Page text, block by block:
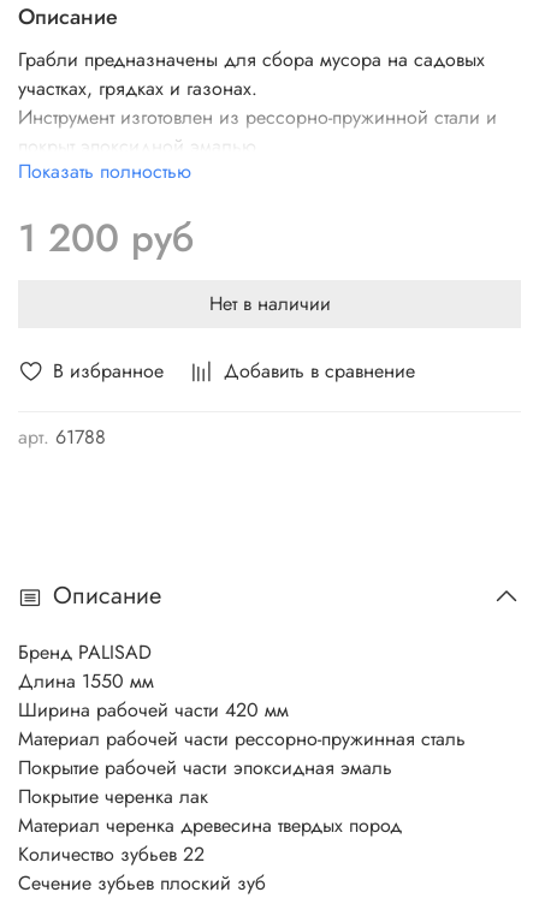
В избранное Добавить в сравнение
арт. 61788
Описание
Грабли предназначены для сбора мусора на садовых
участках, грядках и газонах.
Инструмент изготовлен из рессорно-пружинной стали и
покрыт эпоксидной эмалью
Усиливающая распорка на основании придает
В сборе с лакированным деревянным черенком.
Надежный, долговечный инструмент
Не подвержены коррозии.
Показать полностью
1 200 руб
Нет в наличии
Описание
Бренд PALISAD
Длина 1550 мм
Ширина рабочей части 420 мм
Материал рабочей части рессорно-пружинная сталь
Покрытие рабочей части эпоксидная эмаль
Покрытие черенка лак
Материал черенка древесина твердых пород
Количество зубьев 22
Сечение зубьев плоский зуб